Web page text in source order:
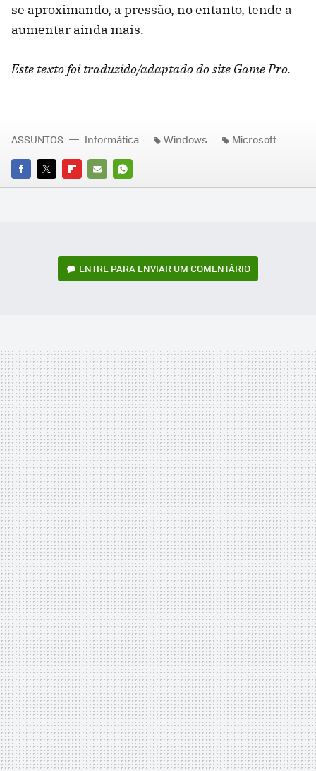
se aproximando, a pressão, no entanto, tende a
aumentar ainda mais.
Este texto foi traduzido/adaptado do site Game Pro.
FACEBOOK
TWITTERFLIPBOARD
E-
WHATSAPP
ASSUNTOS Informática Windows Microsoft
ENTRE PARA ENVIAR UM COMENTÁRIO